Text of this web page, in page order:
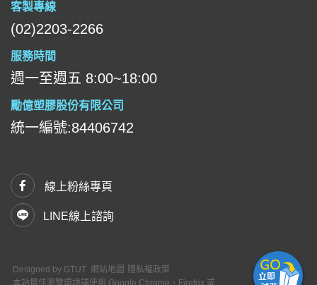
客製專線
(02)2203-2266
服務時間
週一至週五 8:00~18:00
勵億塑膠股份有限公司
統一編號:84406742
線上粉絲專頁
LINE線上諮詢
Designed by GTUT 網站地圖
隱私權政策